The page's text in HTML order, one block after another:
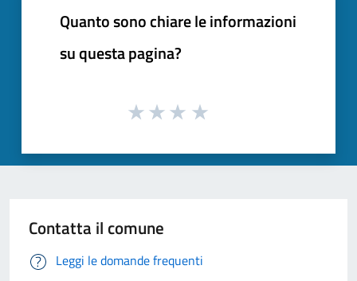
Quanto sono chiare le informazioni
su questa pagina?
Contatta il comune
Leggi le domande frequenti